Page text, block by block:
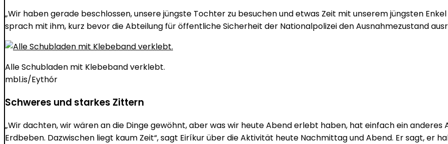
„Wir haben gerade beschlossen, unsere jüngste Tochter zu besuchen und etwas Zeit mit unserem jüngsten
sprach mit ihm, kurz bevor die Abteilung für öffentliche Sicherheit der Nationalpolizei den Ausnahmezustand
Alle Schubladen mit Klebeband verklebt.
mbl.is/Eythór
Schweres und starkes Zittern
„Wir dachten, wir wären an die Dinge gewöhnt, aber was wir heute Abend erlebt haben, hat einfach ein anderes
Erdbeben. Dazwischen liegt kaum Zeit“, sagt Eiríkur über die Aktivität heute Nachmittag und Abend. Er sagt, er